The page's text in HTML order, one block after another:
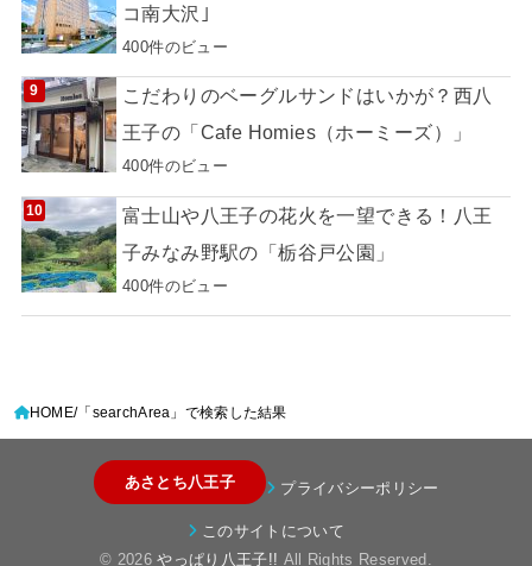
コ南大沢｣
400件のビュー
こだわりのベーグルサンドはいかが？西八
王子の「Cafe Homies（ホーミーズ）」
400件のビュー
富士山や八王子の花火を一望できる！八王
子みなみ野駅の「栃谷戸公園」
400件のビュー
HOME 「searchArea」で検索した結果
あさとち八王子 プライバシーポリシー
このサイトについて
© 2026やっぱり八王子!! All Rights Reserved.